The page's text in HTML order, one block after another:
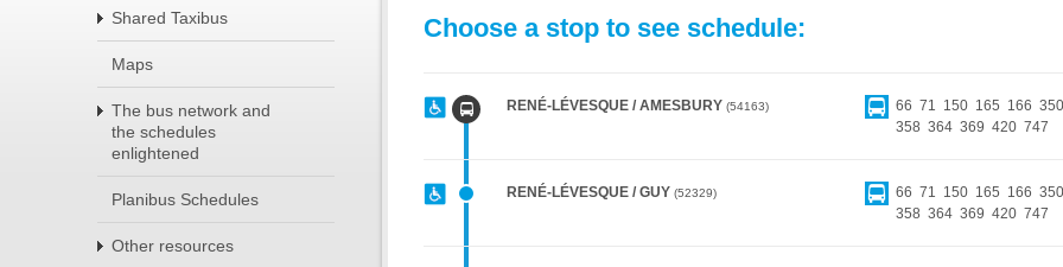
Shared Taxibus
Maps
The bus network and
the schedules
enlightened
Planibus Schedules
Other resources
Choose a stop to see schedule:
RENÉ-LÉVESQUE / AMESBURY 54163 66 71 150 165 166 350
358 364 369 420 747
RENÉ-LÉVESQUE / GUY 52329 66 71 150 165 166 350
358 364 369 420 747